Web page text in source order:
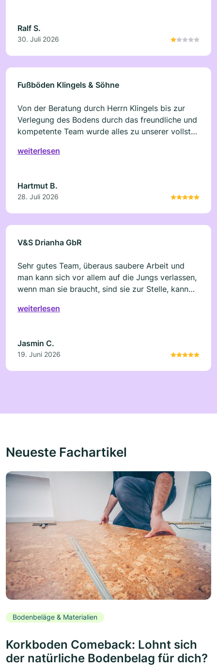
Ralf S.
30. Juli 2026
Fußböden Klingels & Söhne
Von der Beratung durch Herrn Klingels bis zur
Verlegung des Bodens durch das freundliche und
kompetente Team wurde alles zu unserer vollsten
Nachgang durch Herrn Pascal Klingels ist mehr
Einschränkungen weiter empfehlen.
weiterlesen
Hartmut B.
28. Juli 2026
V&S Drianha GbR
Sehr gutes Team, überaus saubere Arbeit und
man kann sich vor allem auf die Jungs verlassen,
wenn man sie braucht, sind sie zur Stelle, kann
weiterlesen
Jasmin C.
19. Juni 2026
Neueste Fachartikel
Bodenbeläge & Materialien
Korkboden Comeback: Lohnt sich
der natürliche Bodenbelag für dich?